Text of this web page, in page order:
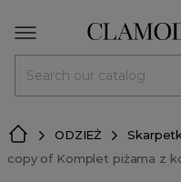
ODZIEŻ
copy of Komplet piżama z